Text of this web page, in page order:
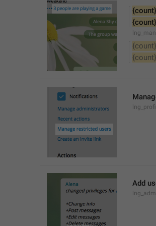
{count}
{count}
{count}
{count}
Add